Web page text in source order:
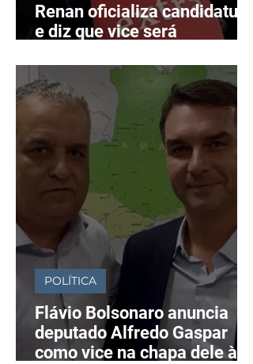
Renan oficializa candidatura
e diz que vice será
Flávio Bolsonaro anuncia
deputado Alfredo Gaspar
como vice na chapa dele à
POLÍTICA